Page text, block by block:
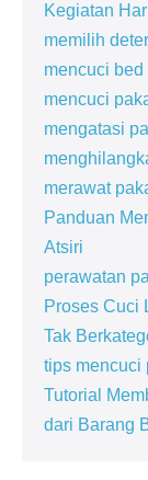
Kegiatan
memilih
mencuci bed
mencuci
mengatasi
merawat
Panduan
Atsiri
perawatan
Proses Cuci
Tak
tips mencuci
Tutorial
dari Barang